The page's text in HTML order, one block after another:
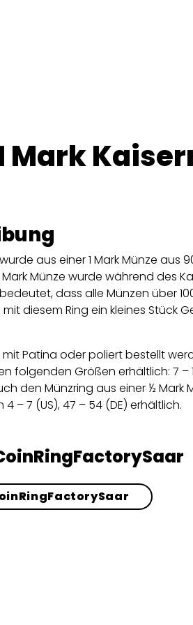
Mark
aus einer 1 Mark Münze aus
Münze wurde während des
dass alle Münzen über
diesem Ring ein kleines Stück
mit Patina oder poliert bestellt
folgenden Größen erhältlich: 7 –
den Münzring aus einer ½ Mark
– 7 (US), 47 – 54 (DE) erhältlich.